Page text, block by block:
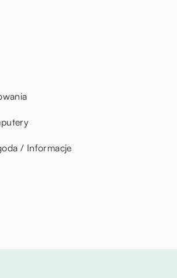
/ Informacje